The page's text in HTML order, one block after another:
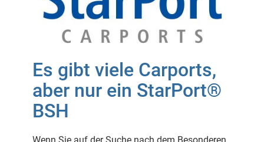
Es gibt viele Carports,
aber nur ein StarPort®
BSH